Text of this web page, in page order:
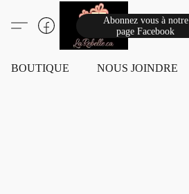
Abonnez vous à notre
page Facebook
BOUTIQUE NOUS JOINDRE